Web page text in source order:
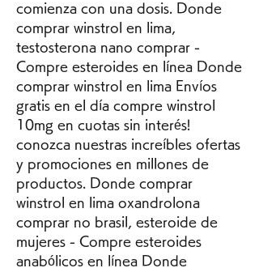
comienza con una dosis. Donde
comprar winstrol en lima,
testosterona nano comprar -
Compre esteroides en línea Donde
comprar winstrol en lima Envíos
gratis en el día compre winstrol
10mg en cuotas sin interés!
conozca nuestras increíbles ofertas
y promociones en millones de
productos. Donde comprar
winstrol en lima oxandrolona
comprar no brasil, esteroide de
mujeres - Compre esteroides
anabólicos en línea Donde